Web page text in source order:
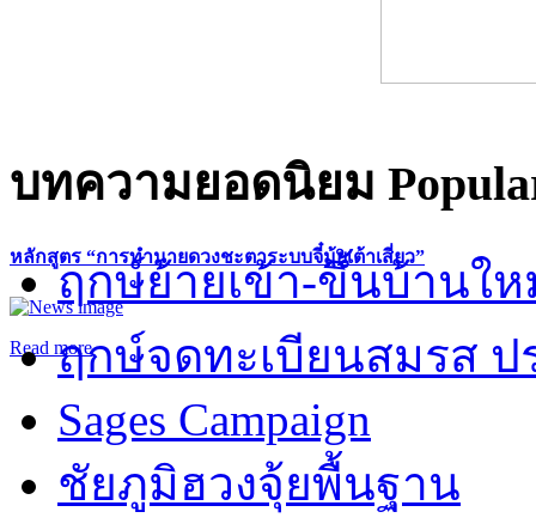
หลักสูตร “การทำนายดวงชะตาระบบจี๋มุ้ยเต้าเสี่ยว”
Read more
บทความยอดนิยม
ฤกษ์ย้ายเข้า-ขึ้นบ้านให
ฤกษ์จดทะเบียนสมรส ป
Sages Campaign
ชัยภูมิฮวงจุ้ยพื้นฐาน